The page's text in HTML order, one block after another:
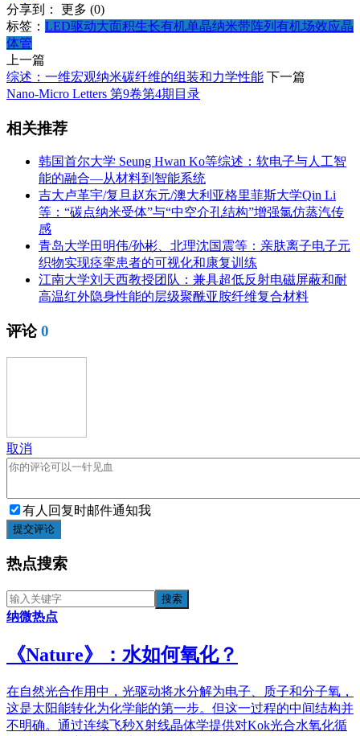
分享到： 更多 (0)
标签： LED驱动大面积生长有机单晶纳米带阵列 有机场效应晶
体管
上一篇
综述：一维宏观纳米碳纤维的组装和力学性能 下一篇
Nano-Micro Letters 第9卷第4期目录
相关推荐
韩国首尔大学 Seung Hwan Ko等综述：软电子与人工智
能的融合—从材料到智能系统
吉大卢革宇/复旦赵东元/澳大利亚格里菲斯大学Qin Li
等：“碳点纳米受体”与“中空介孔结构”增强氯仿蒸汽传
感
青岛大学田明伟/孙彬、北理沈国震等：亲肤离子电子元
织物实现痉挛患者的可视化和康复训练
江南大学刘天西教授团队：兼具超低反射电磁屏蔽和耐
高温红外隐身性能的层级聚酰亚胺纤维复合材料
评论0
取消
有人回复时邮件通知我
提交评论
热点搜索
纳微热点
《​Nature》：水如何氧化？
在自然光合作用中，光驱动将水分解为电子、质子和分子氧，
这是太阳能转化为化学能的第一步。但这一过程的中间结构并
不明确。通过连续飞秒X射线晶体学提供对Kok光合水氧化循